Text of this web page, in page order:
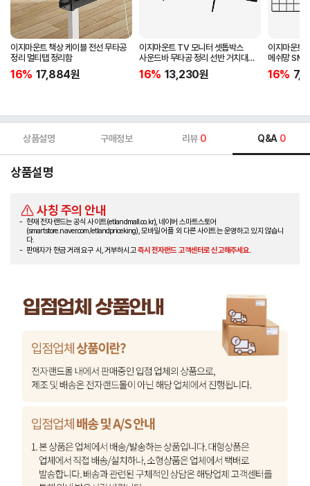
이지마운트 책상 케이블 전선 무타공
정리 멀티탭 정리함
16% 17,884원
이지마운트 TV 모니터 셋톱박스
사운드바 무타공 정리 선반 거치대
FS-900
16% 13,230원
이지마운트
메쉬망
16%
상품설명 구매정보 리뷰 0 Q&A 0
상품설명
사칭 주의 안내
현재 전자랜드는 공식 사이트(etlandmall.co.kr), 네이버 스마트스토어
(smartstore.naver.com/etlandpriceking), 모바일 어플 외 다른 사이트는 운영하고 있지 않습니
다.
판매자가 현금 거래 요구 시, 거부하시고즉시 전자랜드 고객센터로 신고해주세요.